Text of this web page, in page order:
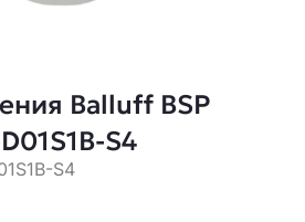
Balluff BSP
S4
S4